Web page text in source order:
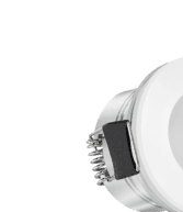
90° Milchglas
Lichtstrom (Lumen)
(2700K
(Warmweiß)) ,460lm